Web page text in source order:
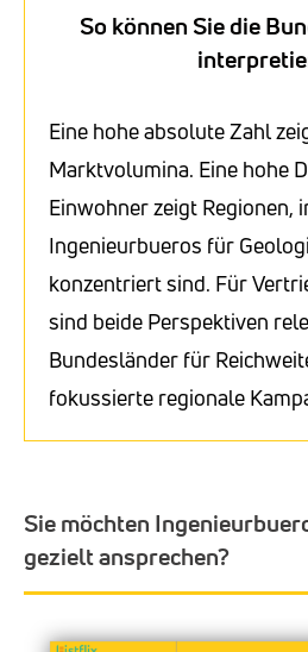
So können Sie die
Eine hohe absolute Zahl
Marktvolumina. Eine hohe
Einwohner zeigt Regionen,
Ingenieurbueros für
konzentriert sind. Für
sind beide Perspektiven
Bundesländer für
fokussierte regionale
Sie möchten
gezielt ansprechen?